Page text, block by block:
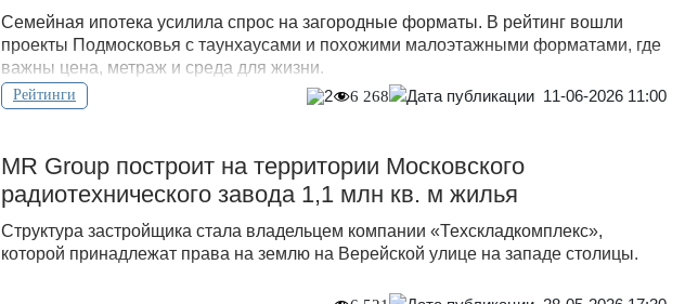
Семейная ипотека усилила спрос на загородные форматы. В рейтинг вошли
проекты Подмосковья с таунхаусами и похожими малоэтажными форматами, где
важны цена, метраж и среда для жизни.
Рейтинги 2 6 268 11-06-2026 11:00
MR Group построит на территории Московского
радиотехнического завода 1,1 млн кв. м жилья
Структура застройщика стала владельцем компании «Техскладкомплекс»,
которой принадлежат права на землю на Верейской улице на западе столицы.